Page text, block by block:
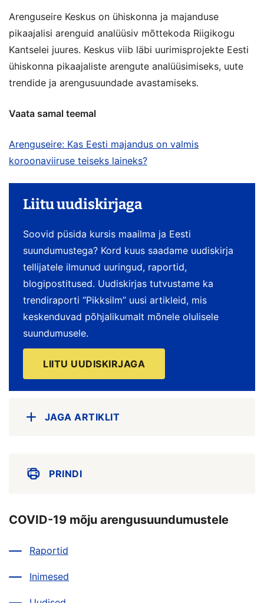
Arenguseire Keskus on ühiskonna ja majanduse
pikaajalisi arenguid analüüsiv mõttekoda Riigikogu
Kantselei juures. Keskus viib läbi uurimisprojekte Eesti
ühiskonna pikaajaliste arengute analüüsimiseks, uute
trendide ja arengusuundade avastamiseks.
Vaata samal teemal
Arenguseire: Kas Eesti majandus on valmis
koroonaviiruse teiseks laineks?
Liitu uudiskirjaga
Soovid püsida kursis maailma ja Eesti
suundumustega? Kord kuus saadame uudiskirja
tellijatele ilmunud uuringud, raportid,
blogipostitused. Uudiskirjas tutvustame ka
trendiraporti “Pikksilm” uusi artikleid, mis
keskenduvad põhjalikumalt mõnele olulisele
suundumusele.
LIITU UUDISKIRJAGA
JAGA ARTIKLIT
PRINDI
COVID-19 mõju arengusuundumustele
Raportid
Inimesed